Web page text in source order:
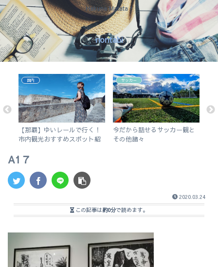
Hakuna Matata !
nontabi
国内
【那覇】ゆいレールで行く！
市内観光おすすめスポット紹
サッカー
今だから話せるサッカー観と
その他諸々
A1７
2020.03.24
この記事は約0分で読めます。